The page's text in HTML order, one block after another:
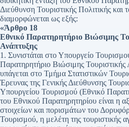
Διεύθυνση Τουριστικής Πολιτικής και
διαμορφώνεται ως εξής:
«Άρθρο 18
Εθνικό Παρατηρητήριο Βιώσιμης
Ανάπτυξης
1. Συνιστάται στο Υπουργείο
Παρατηρητήριο Βιώσιμης Τουριστικής
υπάγεται στο Τμήμα Στατιστικών
Έρευνας της Γενικής Διεύθυνσης
Υπουργείου Τουρισμού (Εθνικό
του Εθνικού Παρατηρητηρίου είναι η
στοιχείων και πορισμάτων του
Τουρισμού, η μελέτη της τουριστικής